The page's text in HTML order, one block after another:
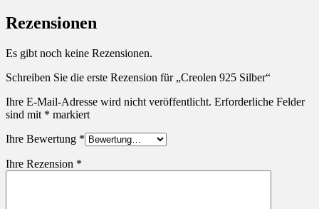
Rezensionen
Es gibt noch keine Rezensionen.
Schreiben Sie die erste Rezension für „Creolen 925 Silber“
Ihre E-Mail-Adresse wird nicht veröffentlicht. Erforderliche Felder
sind mit * markiert
Ihre Bewertung *
Ihre Rezension *